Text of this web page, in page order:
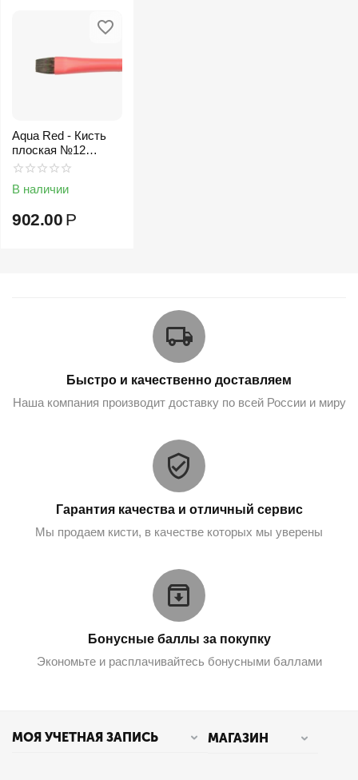
Aqua Red - Кисть
плоская №12
соболь-микс
В наличии
902.00 Р
Быстро и качественно доставляем
Наша компания производит доставку по всей России и миру
Гарантия качества и отличный сервис
Мы продаем кисти, в качестве которых мы уверены
Бонусные баллы за покупку
Экономьте и расплачивайтесь бонусными баллами
МОЯ УЧЕТНАЯ ЗАПИСЬ МАГАЗИН